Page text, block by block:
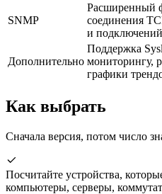
SNMP
Расширенный
соединения
и
Дополнительно
Поддержка
мониторингу,
графики
Как выбрать
Сначала версия, потом число
Посчитайте устройства,
компьютеры, серверы,